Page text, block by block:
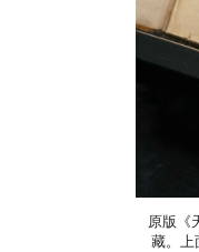
原版《
藏。上